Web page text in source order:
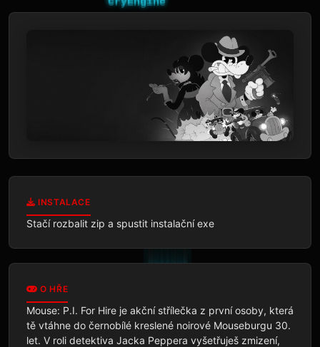
INSTALACE
Stačí rozbalit zip a spustit instalační exe
O HŘE
Mouse: P.I. For Hire je akční střílečka z první osoby, která
tě vtáhne do černobílé kreslené noirové Mouseburgu 30.
let. V roli detektiva Jacka Peppera vyšetřuješ zmizení,